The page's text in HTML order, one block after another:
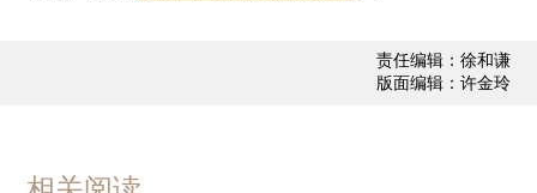
责任编辑：徐和谦
版面编辑：许金玲